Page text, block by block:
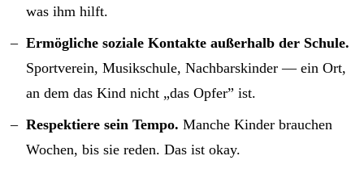
was ihm hilft.
Ermögliche soziale Kontakte außerhalb der Schule.
Sportverein, Musikschule, Nachbarskinder — ein Ort,
an dem das Kind nicht „das Opfer” ist.
Respektiere sein Tempo. Manche Kinder brauchen
Wochen, bis sie reden. Das ist okay.